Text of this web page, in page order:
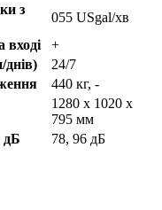
з
055 USgal/хв
вході
+
24/7
440 кг, -
1280 x 1020 x
795 мм
дБ
78, 96 дБ